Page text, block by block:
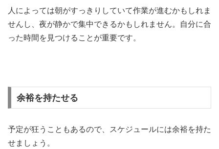
人によっては朝がすっきりしていて作業が進むかもしれま
せんし、夜が静かで集中できるかもしれません。自分に合
った時間を見つけることが重要です。
余裕を持たせる
予定が狂うこともあるので、スケジュールには余裕を持た
せましょう。